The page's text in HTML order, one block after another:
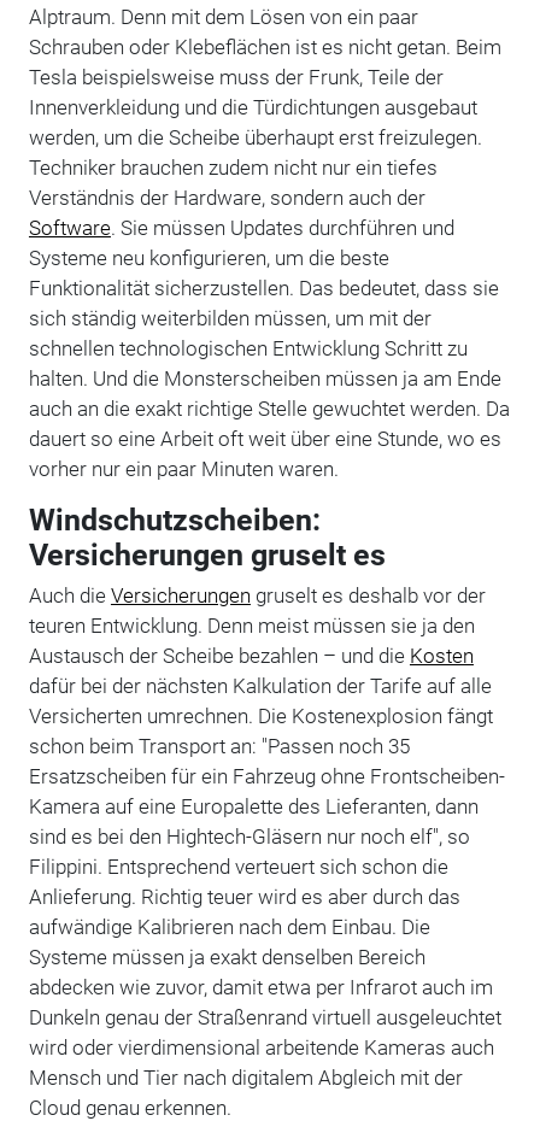
Alptraum. Denn mit dem Lösen von ein paar
Schrauben oder Klebeflächen ist es nicht getan. Beim
Tesla beispielsweise muss der Frunk, Teile der
Innenverkleidung und die Türdichtungen ausgebaut
werden, um die Scheibe überhaupt erst freizulegen.
Techniker brauchen zudem nicht nur ein tiefes
Verständnis der Hardware, sondern auch der
Software. Sie müssen Updates durchführen und
Systeme neu konfigurieren, um die beste
Funktionalität sicherzustellen. Das bedeutet, dass sie
sich ständig weiterbilden müssen, um mit der
schnellen technologischen Entwicklung Schritt zu
halten. Und die Monsterscheiben müssen ja am Ende
auch an die exakt richtige Stelle gewuchtet werden. Da
dauert so eine Arbeit oft weit über eine Stunde, wo es
vorher nur ein paar Minuten waren.
Windschutzscheiben:
Versicherungen gruselt es
Auch die Versicherungen gruselt es deshalb vor der
teuren Entwicklung. Denn meist müssen sie ja den
Austausch der Scheibe bezahlen – und die Kosten
dafür bei der nächsten Kalkulation der Tarife auf alle
Versicherten umrechnen. Die Kostenexplosion fängt
schon beim Transport an: "Passen noch 35
Ersatzscheiben für ein Fahrzeug ohne Frontscheiben-
Kamera auf eine Europalette des Lieferanten, dann
sind es bei den Hightech-Gläsern nur noch elf", so
Filippini. Entsprechend verteuert sich schon die
Anlieferung. Richtig teuer wird es aber durch das
aufwändige Kalibrieren nach dem Einbau. Die
Systeme müssen ja exakt denselben Bereich
abdecken wie zuvor, damit etwa per Infrarot auch im
Dunkeln genau der Straßenrand virtuell ausgeleuchtet
wird oder vierdimensional arbeitende Kameras auch
Mensch und Tier nach digitalem Abgleich mit der
Cloud genau erkennen.